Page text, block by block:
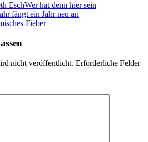
EschWer hat denn hier sein
fängt ein Jahr neu an
Fieber
nicht veröffentlicht. Erforderliche Felder